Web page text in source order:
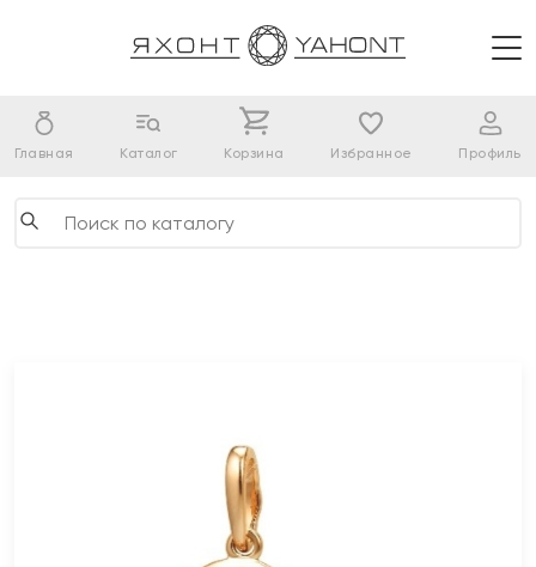
Главная Каталог Корзина Избранное Профиль